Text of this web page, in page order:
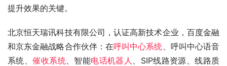
提升效果的关键。
北京恒天瑞讯科技有限公司，认证高新技术企业，百度金融
和京东金融战略合作伙伴：在呼叫中心系统、呼叫中心语音
系统、催收系统、智能电话机器人 、SIP线路资源、线路质